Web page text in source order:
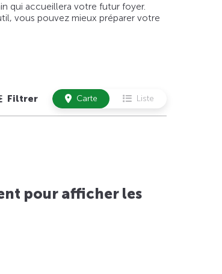
qui accueillera votre futur foyer.
vous pouvez mieux préparer votre
Filtrer Carte Liste
pour afficher les